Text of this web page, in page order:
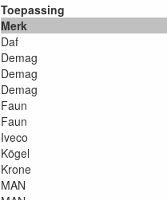
Toepassing
Merk
Daf
Demag
Demag
Demag
Faun
Faun
Iveco
Kögel
Krone
MAN